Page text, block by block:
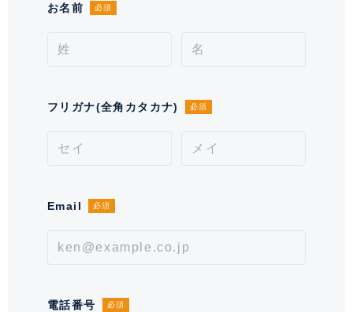
契約期間（期日）
で。不可フロア有り。)、 住居兼事
1,000円～2,000円。※2026/1～
情報更新日
お名前 必須
フリガナ(全角カタカナ) 必須
Email 必須
電話番号 必須